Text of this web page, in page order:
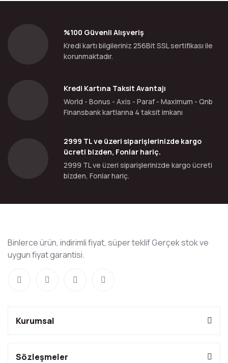
%100 Güvenli Alışveriş
Kredi kartı bilgileriniz 256Bit SSL sertifikası ile
korunmaktadır.
Kredi Kartına Taksit Avantajı
World - Bonus - Axis - Paraf - Maximum - Qnb
Finansbank kartlarına 4 taksit imkanı
2999 TL ve üzeri siparişlerinizde kargo
ücreti bizden, Fonlar hariç.
2999 TL ve üzeri siparişlerinizde kargo ücreti
bizden, Fonlar hariç.
Binlerce ürün, indirimli fiyat, süper teklif Gerçek stok ve
uygun fiyat garantisi.
Kurumsal
Sözleşmeler